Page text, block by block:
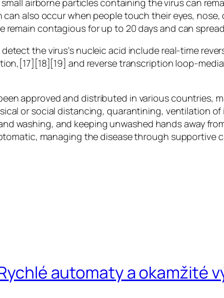
airborne particles containing the virus can
can also occur when people touch their eyes,
remain contagious for up to 20 days and can
the virus’s nucleic acid include real-time
and reverse transcription loop-
approved and distributed in various
or social distancing, quarantining, ventilation
washing, and keeping unwashed hands away
managing the disease through supportive
automaty a okamžité